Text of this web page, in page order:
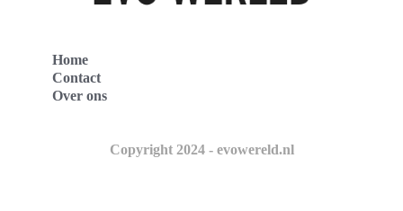
Home
Contact
Over ons
Copyright 2024 - evowereld.nl